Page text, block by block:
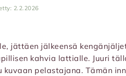
2.2.2026
jättäen jälkeensä
kahvia lattialle. Juuri
kuvaan pelastajana. Tämän